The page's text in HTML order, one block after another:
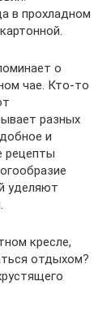
в прохладном
о
чае. Кто-то
разных
и
рецепты
уделяют
кресле,
отдыхом?